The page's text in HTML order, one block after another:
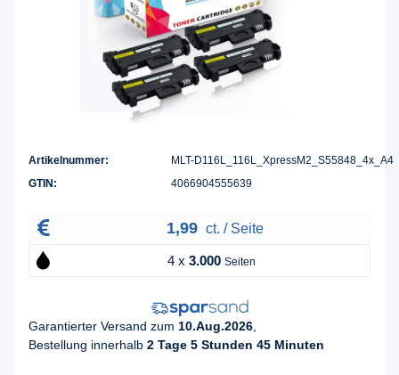
Artikelnummer:
MLT-D116L_116L_XpressM2_S55848_4x_A4
GTIN:
4066904555639
1,99 ct. / Seite
4 x 3.000 Seiten
Garantierter Versand zum 10.Aug.2026
Bestellung innerhalb 2 Tage 5 Stunden 45 Minuten